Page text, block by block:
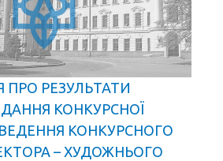
РЕЗУЛЬТАТИ
КОНКУРСНОЇ
КОНКУРСНОГО
– ХУДОЖНЬОГО